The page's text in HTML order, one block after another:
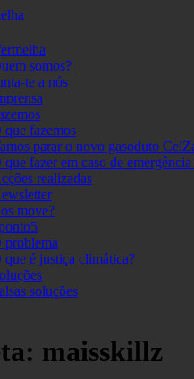
verdesomos?
te a nós
que fazemos
parar o novo gasoduto
que fazer em caso de
realizadas
move?
problema
que é justiça climática?
soluções
maisskillz